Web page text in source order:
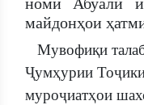
майдонҳои
Мувофиқи
Ҷумҳурии
муроҷиатҳои